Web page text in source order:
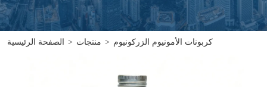
الصفحة الرئيسية > منتجات > كربونات الأمونيوم الزركونيوم